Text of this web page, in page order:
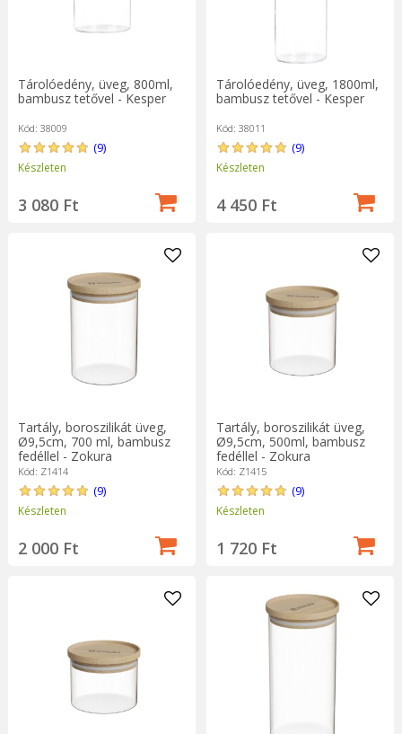
Tárolóedény, üveg, 800ml,
bambusz tetővel - Kesper
Kód: 38009
(9)
Készleten
3 080 Ft
Tárolóedény, üveg, 1800ml,
bambusz tetővel - Kesper
Kód: 38011
(9)
Készleten
4 450 Ft
Tartály, boroszilikát üveg,
Ø9,5cm, 700 ml, bambusz
fedéllel - Zokura
Kód: Z1414
(9)
Készleten
2 000 Ft
Tartály, boroszilikát üveg,
Ø9,5cm, 500ml, bambusz
fedéllel - Zokura
Kód: Z1415
(9)
Készleten
1 720 Ft